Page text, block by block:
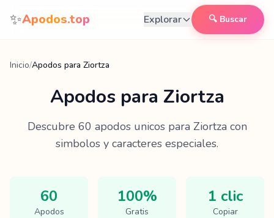
Saltar al contenido
✨Apodos.top Explorar 🔍 Buscar
Inicio/Apodos para Ziortza
Apodos para Ziortza
Descubre 60 apodos unicos para Ziortzacon
simbolos y caracteres especiales.
60
Apodos
100%
Gratis
1 clic
Copiar